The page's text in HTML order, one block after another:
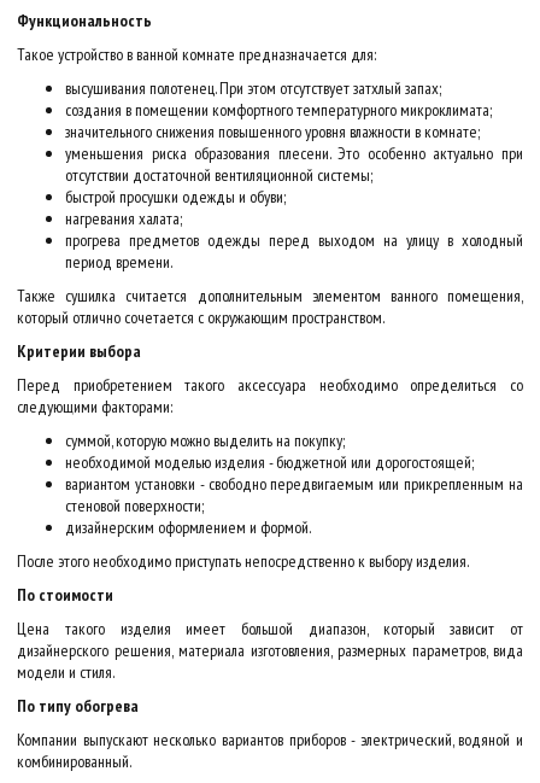
Функциональность
Такое устройство в ванной комнате предназначается для:
высушивания полотенец. При этом отсутствует затхлый запах;
создания в помещении комфортного температурного микроклимата;
значительного снижения повышенного уровня влажности в комнате;
уменьшения риска образования плесени. Это особенно актуально при
отсутствии достаточной вентиляционной системы;
быстрой просушки одежды и обуви;
нагревания халата;
прогрева предметов одежды перед выходом на улицу в холодный
период времени.
Также сушилка считается дополнительным элементом ванного помещения,
который отлично сочетается с окружающим пространством.
Критерии выбора
Перед приобретением такого аксессуара необходимо определиться со
следующими факторами:
суммой, которую можно выделить на покупку;
необходимой моделью изделия - бюджетной или дорогостоящей;
вариантом установки - свободно передвигаемым или прикрепленным на
стеновой поверхности;
дизайнерским оформлением и формой.
После этого необходимо приступать непосредственно к выбору изделия.
По стоимости
Цена такого изделия имеет большой диапазон, который зависит от
дизайнерского решения, материала изготовления, размерных параметров, вида
модели и стиля.
По типу обогрева
Компании выпускают несколько вариантов приборов - электрический, водяной и
комбинированный.